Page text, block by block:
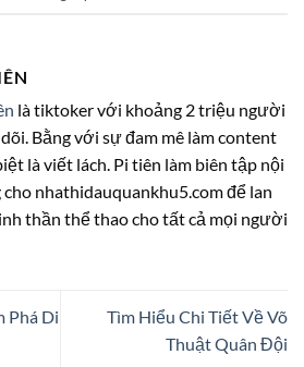
là tiktoker với khoảng 2 triệu người
Bằng với sự đam mê làm content
là viết lách. Pi tiên làm biên tập nội
cho nhathidauquankhu5.com để lan
thần thể thao cho tất cả mọi người
Phá Di
Tìm Hiểu Chi Tiết Về Võ
Thuật Quân Đội